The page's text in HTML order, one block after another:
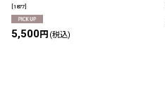
[1877]
5,500円 (税込)